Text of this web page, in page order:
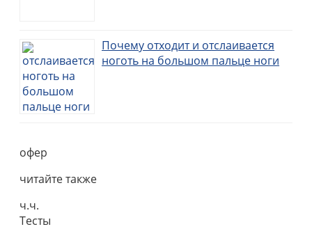
Почему отходит и отслаивается
ноготь на большом пальце ноги
офер
читайте также
ч.ч.
Тесты